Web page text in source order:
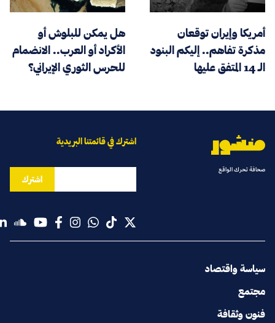
أمريكا وإيران توقعان
مذكرة تفاهم.. إليكم البنود
الـ 14 المتفق عليها
هل يمكن للبلوش أو
الأكراد أو العرب.. الانضمام
للحرس الثوري الإيراني؟
صحافة تحرك الواقع
سياسة واقتصاد
مجتمع
فنون وثقافة
اشترك في قائمتنا البريدية
اشترك